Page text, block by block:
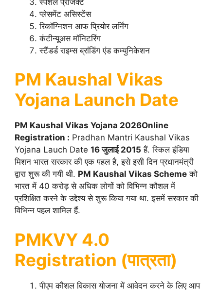
प्लेसमेंट असिस्टेंस
रिकॉग्निशन आफ प्रियोर लर्निंग
कंटीन्यूअस मॉनिटरिंग
स्टैंडर्ड राइम्स ब्रांडिंग एंड कम्युनिकेशन
PM Kaushal Vikas
Yojana Launch Date
PM Kaushal Vikas Yojana 2026Online
Registration : Pradhan Mantri Kaushal Vikas
Yojana Lauch Date 16 जुलाई 2015 हैं. स्किल इंडिया
मिशन भारत सरकार की एक पहल है, इसे इसी दिन प्रधानमंत्री
द्वारा शुरू की गयी थी. PM Kaushal Vikas Scheme को
भारत में 40 करोड़ से अधिक लोगों को विभिन्न कौशल में
प्रशिक्षित करने के उद्देश्य से शुरू किया गया था. इसमें सरकार की
विभिन्न पहल शामिल हैं.
PMKVY 4.0
Registration (पात्रता)
पीएम कौशल विकास योजना में आवेदन करने के लिए आप